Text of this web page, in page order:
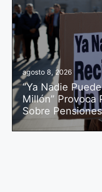
agosto 8, 2026
“Ya Nadie
Millón” Provoca
Sobre